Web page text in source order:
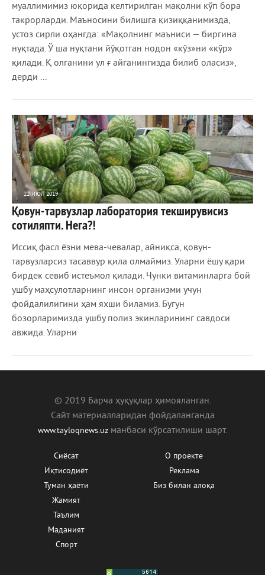
муаллимимиз юқорида келтирилган мақолни кўп бора
такрорларди. Маъносини билишга қизиққанимизда,
устоз сирли оҳангда: «Мақолнинг маъниси — биргина
нуқтада. Ў ша нуқтани йўқотган нодон «кўз»ни «кўр»
қилади. Қ олганини ул ғ айганингизда билиб оласиз»,
дерди ...
22 ИЮЛ 2019
1 040 0
Қовун-тарвузлар лаборатория текширувисиз
сотиляпти. Нега?!
Иссиқ фасл ёзни мева-чевалар, айниқса, қовун-
тарвузларсиз тасаввур қила олмаймиз. Уларни ёшу қари
бирдек севиб истеъмол қилади. Чунки витаминларга бой
ушбу маҳсулотларнинг инсон организми учун
фойдалилигини ҳам яхши биламиз. Бугун
бозорларимизда ушбу полиз экинларининг савдоси
авжида. Уларни
© 2019 Барча ҳуқуқлар ҳимояланган.
Сайт материалларидан фойдаланганда
www.tayloqnews.uz манбаcи кўрсатилиши шарт.
Сиёсат
Иқтисодиёт
Туман ҳаёти
Жамият
Таълим
Маданият
Спорт
О проекте
Реклама
Биз билан алоқа